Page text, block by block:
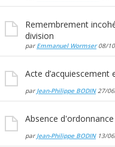
Remembrement
division
par Emmanuel Wormser08/
Acte d’acquiescement
par Jean-Philippe BODIN27/
Absence
par Jean-Philippe BODIN13/